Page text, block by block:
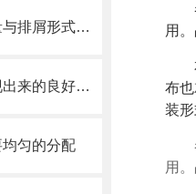
机床链板式排屑机排屑量与排屑形式有很大关系
机床钣金在刚度方面表现出来的良好特性
匀的分配
用
布
装
用